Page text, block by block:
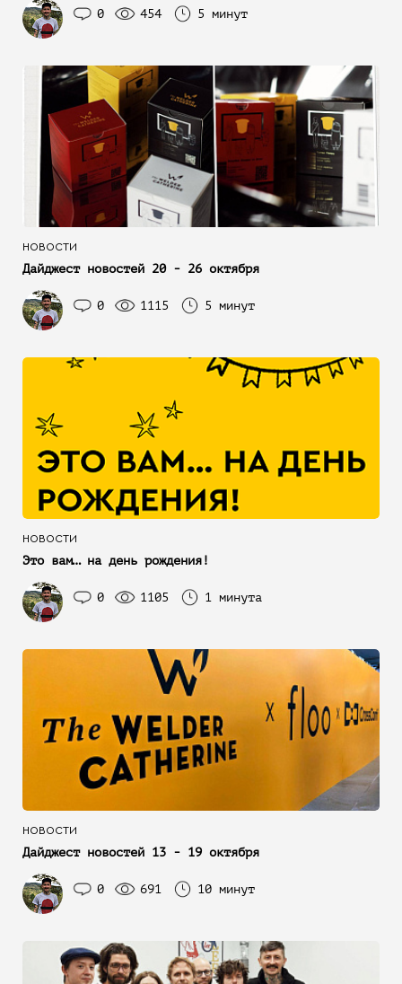
0 454 5 минут
НОВОСТИ
Дайджест новостей 20 - 26 октября
0 1115 5 минут
НОВОСТИ
Это вам… на день рождения!
0 1105 1 минута
НОВОСТИ
Дайджест новостей 13 - 19 октября
0 691 10 минут